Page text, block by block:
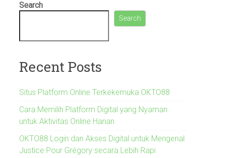
Search
Search
Recent Posts
Situs Platform Online Terkekemuka OKTO88
Cara Memilih Platform Digital yang Nyaman
untuk Aktivitas Online Harian
OKTO88 Login dan Akses Digital untuk Mengenal
Justice Pour Grégory secara Lebih Rapi